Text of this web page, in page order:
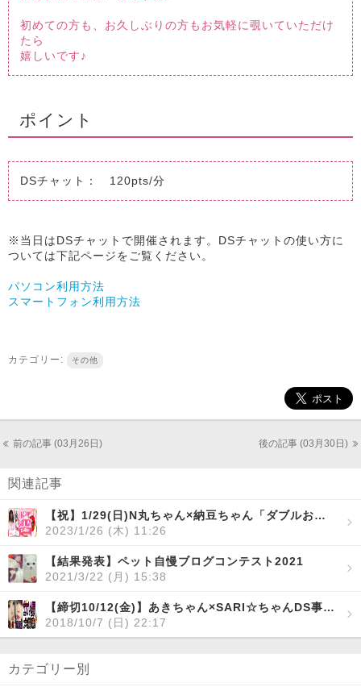
初めての方も、お久しぶりの方もお気軽に覗いていただけ
たら
嬉しいです♪
ポイント
DSチャット： 120pts/分
※当日はDSチャットで開催されます。DSチャットの使い方に
ついては下記ページをご覧ください。
パソコン利用方法
スマートフォン利用方法
カテゴリー: その他
前の記事 (03月26日) 後の記事 (03月30日)
関連記事
【祝】1/29(日)N丸ちゃん×納豆ちゃん「ダブルお誕生日DS」開催！
2023/1/26 (木) 11:26
【結果発表】ペット自慢ブログコンテスト2021
2021/3/22 (月) 15:38
【締切10/12(金)】あきちゃん×SARI☆ちゃんDS事前リクエスト大募集!!
2018/10/7 (日) 22:17
カテゴリー別